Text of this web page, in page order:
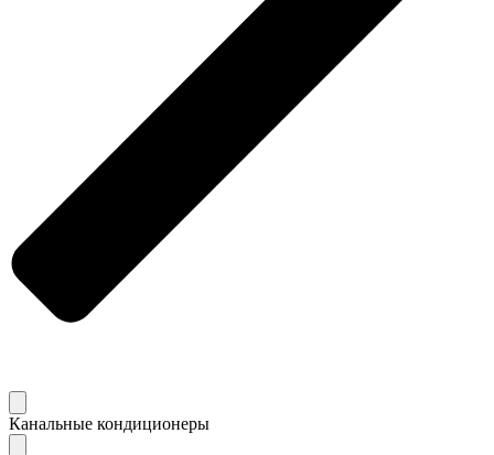
Канальные кондиционеры